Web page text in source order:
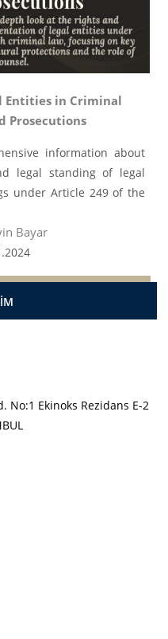
Entities in Criminal
Prosecutions
information about
legal standing of legal
under Article 249 of the
Bayar
No:1 Ekinoks Rezidans E-2